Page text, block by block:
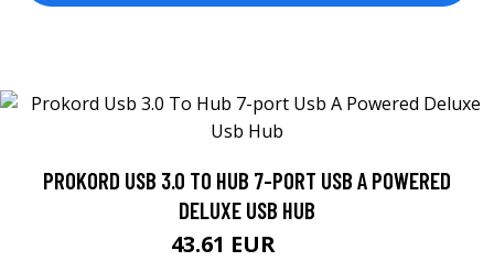
PROKORD USB 3.0 TO HUB 7-PORT USB A POWERED
DELUXE USB HUB
43.61 EUR